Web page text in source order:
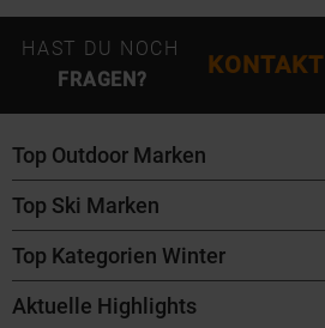
HAST DU NOCH
FRAGEN?
KONTAKT
Top Outdoor Marken
Patagonia
Maloja
Salomon
Top Ski Marken
ATK Bindungen
K2 Ski
Top Kategorien Winter
Ski
Aktuelle Highlights